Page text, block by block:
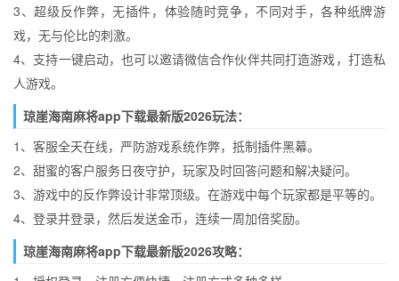
3、超级反作弊，无插件，体验随时竞争，不同对手，各种纸牌游
戏，无与伦比的刺激。
4、支持一键启动，也可以邀请微信合作伙伴共同打造游戏，打造私
人游戏。
琼崖海南麻将app下载最新版2026玩法：
1、客服全天在线，严防游戏系统作弊，抵制插件黑幕。
2、甜蜜的客户服务日夜守护，玩家及时回答问题和解决疑问。
3、游戏中的反作弊设计非常顶级。在游戏中每个玩家都是平等的。
4、登录并登录，然后发送金币，连续一周加倍奖励。
琼崖海南麻将app下载最新版2026攻略：